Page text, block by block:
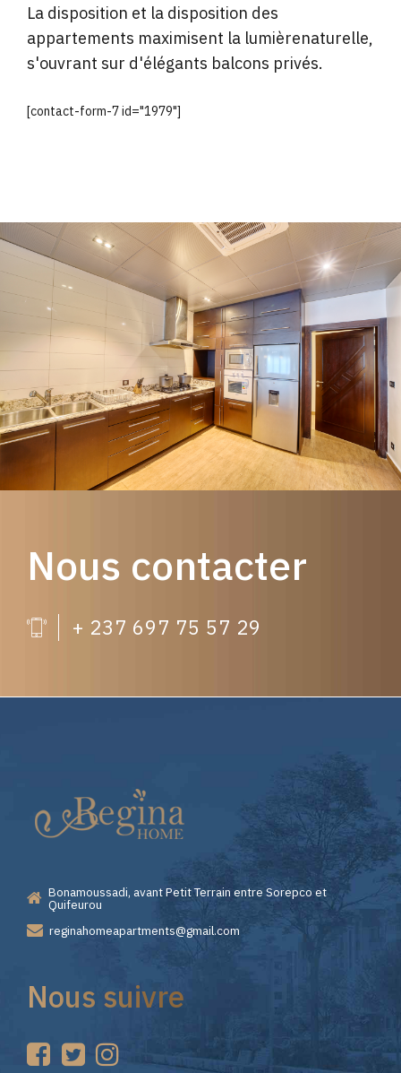
La disposition et la disposition des
appartements maximisent la lumièrenaturelle,
s'ouvrant sur d'élégants balcons privés.
[contact-form-7 id="1979"]
Nous contacter
+ 237 697 75 57 29
Casino
—
Premiers
Pas
sur
Bonamoussadi, avant Petit Terrain entre Sorepco et
Quifeurou
reginahomeapartments@gmail.com
Nous suivre